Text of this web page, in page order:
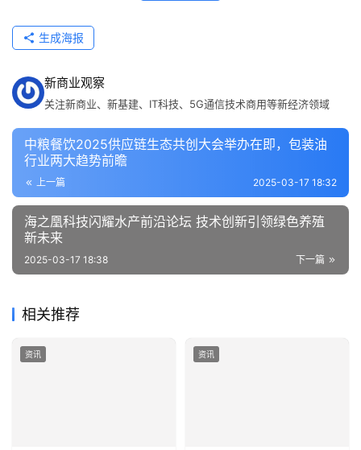
生成海报
新商业观察
关注新商业、新基建、IT科技、5G通信技术商用等新经济领域
中粮餐饮2025供应链生态共创大会举办在即，包装油
行业两大趋势前瞻
上一篇 2025-03-17 18:32
海之凰科技闪耀水产前沿论坛 技术创新引领绿色养殖
新未来
下一篇
2025-03-17 18:38
相关推荐
资讯 资讯